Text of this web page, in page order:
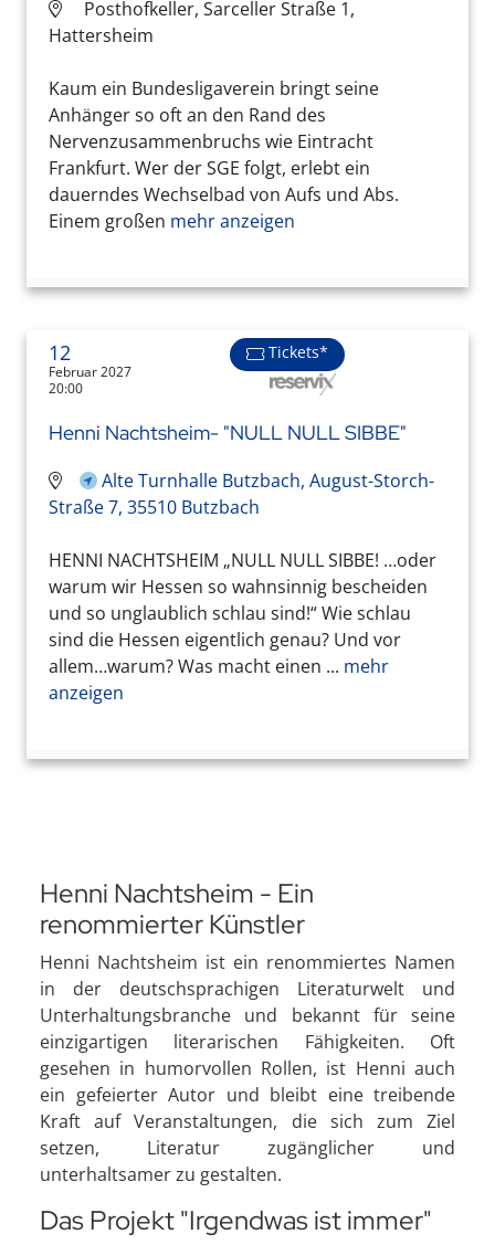
Posthofkeller, Sarceller Straße 1,
Hattersheim
Kaum ein Bundesligaverein bringt seine
Anhänger so oft an den Rand des
Nervenzusammenbruchs wie Eintracht
Frankfurt. Wer der SGE folgt, erlebt ein
dauerndes Wechselbad von Aufs und Abs.
Einem großen mehr anzeigen
12
Februar 2027
20:00
Tickets*
Henni Nachtsheim- "NULL NULL SIBBE"
Alte Turnhalle Butzbach, August-Storch-
Straße 7, 35510 Butzbach
HENNI NACHTSHEIM „NULL NULL SIBBE! …oder
warum wir Hessen so wahnsinnig bescheiden
und so unglaublich schlau sind!“ Wie schlau
sind die Hessen eigentlich genau? Und vor
allem…warum? Was macht einen ... mehr
anzeigen
Henni Nachtsheim - Ein
renommierter Künstler
Henni Nachtsheim ist ein renommiertes Namen
in der deutschsprachigen Literaturwelt und
Unterhaltungsbranche und bekannt für seine
einzigartigen literarischen Fähigkeiten. Oft
gesehen in humorvollen Rollen, ist Henni auch
ein gefeierter Autor und bleibt eine treibende
Kraft auf Veranstaltungen, die sich zum Ziel
setzen, Literatur zugänglicher und
unterhaltsamer zu gestalten.
Das Projekt "Irgendwas ist immer"